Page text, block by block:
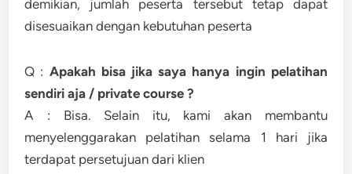
demikian, jumlah peserta tersebut tetap dapat
disesuaikan dengan kebutuhan peserta
Q : Apakah bisa jika saya hanya ingin pelatihan
sendiri aja / private course ?
A : Bisa. Selain itu, kami akan membantu
menyelenggarakan pelatihan selama 1 hari jika
terdapat persetujuan dari klien